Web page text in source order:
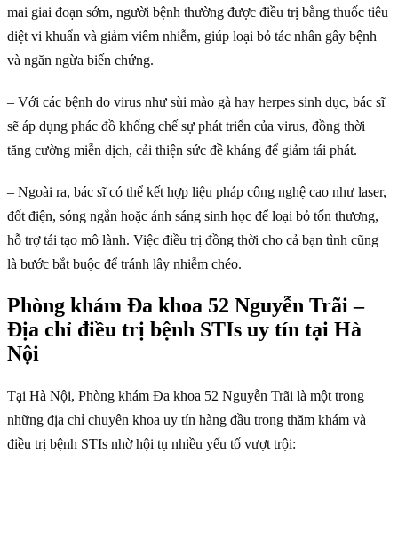
mai giai đoạn sớm, người bệnh thường được điều trị bằng thuốc tiêu
diệt vi khuẩn và giảm viêm nhiễm, giúp loại bỏ tác nhân gây bệnh
và ngăn ngừa biến chứng.
– Với các bệnh do virus như sùi mào gà hay herpes sinh dục, bác sĩ
sẽ áp dụng phác đồ khống chế sự phát triển của virus, đồng thời
tăng cường miễn dịch, cải thiện sức đề kháng để giảm tái phát.
– Ngoài ra, bác sĩ có thể kết hợp liệu pháp công nghệ cao như laser,
đốt điện, sóng ngắn hoặc ánh sáng sinh học để loại bỏ tổn thương,
hỗ trợ tái tạo mô lành. Việc điều trị đồng thời cho cả bạn tình cũng
là bước bắt buộc để tránh lây nhiễm chéo.
Phòng khám Đa khoa 52 Nguyễn Trãi –
Địa chỉ điều trị bệnh STIs uy tín tại Hà
Nội
Tại Hà Nội, Phòng khám Đa khoa 52 Nguyễn Trãi là một trong
những địa chỉ chuyên khoa uy tín hàng đầu trong thăm khám và
điều trị bệnh STIs nhờ hội tụ nhiều yếu tố vượt trội: